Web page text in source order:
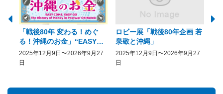
「戦後80年 変わる！めぐ
る！沖縄のお金」“EASY
COME, EASY GO － The
History of Money in
2025年12月9日〜2026年9月27
日
ロビー展「戦後80年企画 若
泉敬と沖縄」
2025年12月9日〜2026年9月27
日